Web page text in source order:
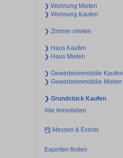
❯ Wohnung Mieten
❯ Wohnung Kaufen
❯ Zimmer mieten
❯ Haus Kaufen
❯ Haus Mieten
❯ Gewerbeimmobilie Kaufen
❯ Gewerbeimmobilie Mieten
❯ Grundstück Kaufen
Alle Immobilien
Messen & Events
Experten finden